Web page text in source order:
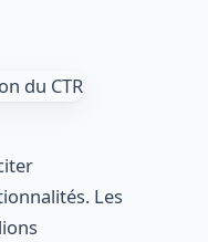
Les